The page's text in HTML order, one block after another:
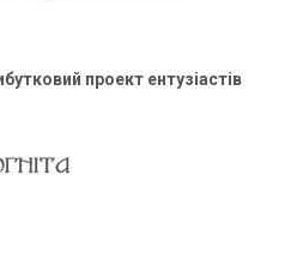
проект ентузіастів